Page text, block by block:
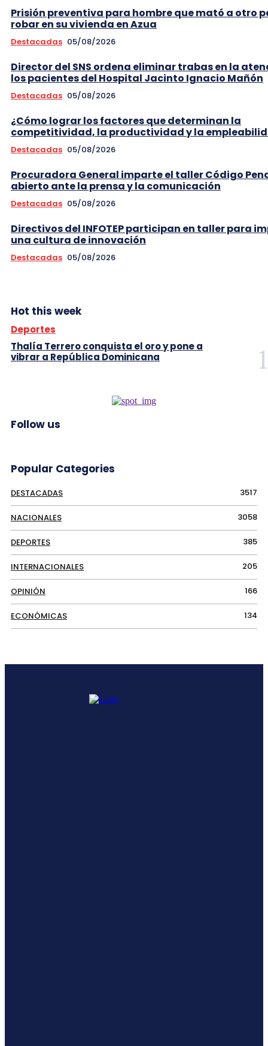
Prisión preventiva para hombre que mató a otro
robar en su vivienda en Azua
Destacadas 05/08/2026
Director del SNS ordena eliminar trabas en la
los pacientes del Hospital Jacinto Ignacio Mañón
Destacadas 05/08/2026
¿Cómo lograr los factores que determinan la
competitividad, la productividad y la
Destacadas 05/08/2026
Procuradora General imparte el taller Código
abierto ante la prensa y la comunicación
Destacadas 05/08/2026
Directivos del INFOTEP participan en taller para
una cultura de innovación
Destacadas 05/08/2026
Hot this week
Deportes
Thalía Terrero conquista el oro y pone a
vibrar a República Dominicana
Follow us
Popular Categories
DESTACADAS 3517
NACIONALES 3058
DEPORTES 385
INTERNACIONALES 205
OPINIÓN 166
ECONÓMICAS 134